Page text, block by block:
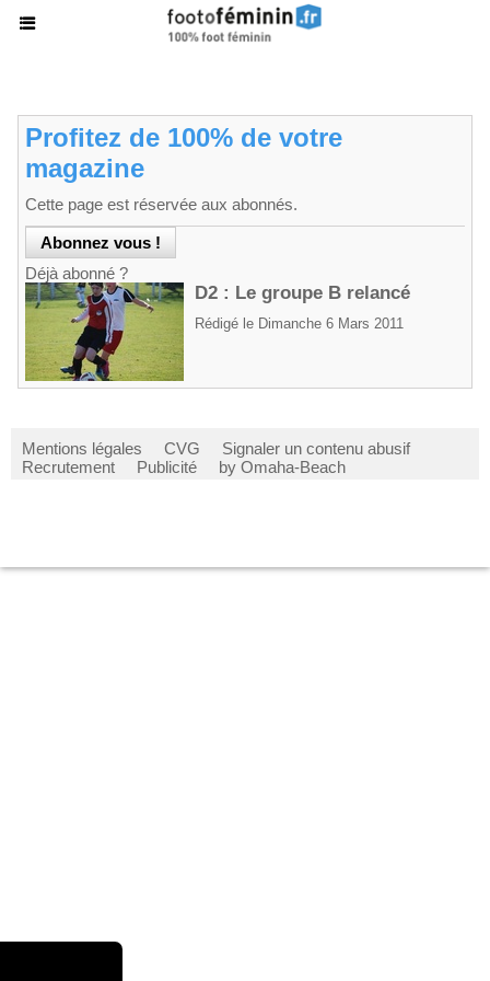
Profitez de 100% de votre
magazine
Cette page est réservée aux abonnés.
Déjà abonné ?
D2 : Le groupe B relancé
Rédigé le Dimanche 6 Mars 2011
Mentions légales CVG
Signaler un contenu abusif
Recrutement
Publicité by Omaha-Beach